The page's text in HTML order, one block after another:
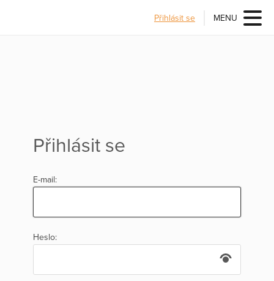
Přihlásit se MENU
Přihlásit se
E-mail:
Heslo: